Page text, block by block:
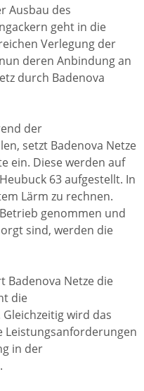
Ausbau des
geht in die
Verlegung der
deren Anbindung an
durch Badenova
der
setzt Badenova Netze
ein. Diese werden auf
63 aufgestellt. In
Lärm zu rechnen.
genommen und
sind, werden die
Badenova Netze die
die
wird das
Leistungsanforderungen
in der